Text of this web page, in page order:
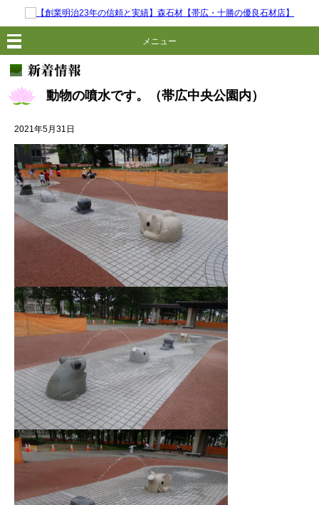
メニュー
動物の噴水です。（帯広中央公園内）
2021年5月31日